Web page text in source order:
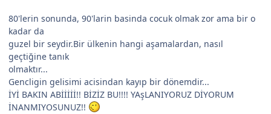
80'lerin sonunda, 90'larin basinda cocuk olmak zor ama bir o
kadar da
guzel bir seydir.Bir ülkenin hangi aşamalardan, nasıl
geçtiğine tanık
olmaktır...
Gencligin gelisimi acisindan kayıp bir dönemdir...
İYİ BAKIN ABİİİİİ!! BİZİZ BU!!!! YAşLANIYORUZ DİYORUM
İNANMIYOSUNUZ!!